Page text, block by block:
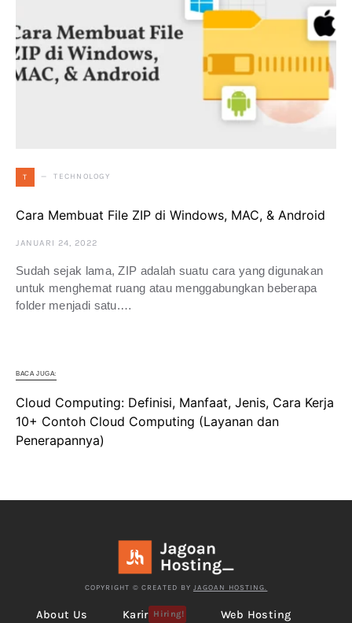
T TECHNOLOGY
Cara Membuat File ZIP di Windows, MAC, & Android
JANUARI 24, 2022
Sudah sejak lama, ZIP adalah suatu cara yang digunakan
untuk menghemat ruang atau menggabungkan beberapa
folder menjadi satu.…
BACA JUGA:
Cloud Computing: Definisi, Manfaat, Jenis, Cara Kerja
10+ Contoh Cloud Computing (Layanan dan
Penerapannya)
COPYRIGHT © CREATED BY JAGOAN HOSTING.
About Us Karir Hiring! Web Hosting